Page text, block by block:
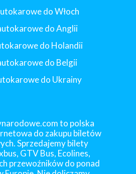
to polska
do zakupu biletów
Sprzedajemy bilety
GTV Bus, Ecolines,
przewoźników do ponad
do Włoch
do Anglii
do Holandii
do Belgii
do Ukrainy